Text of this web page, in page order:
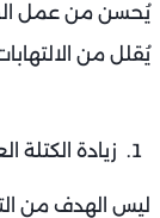
يُحسن من عمل
يُقلل من
زيادة
ليس الهدف من